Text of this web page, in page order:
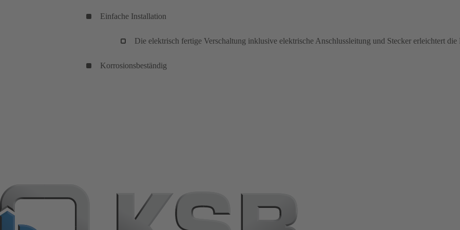
Einfache Installation
Die elektrisch fertige Verschaltung inklusive elektrische Anschlussleitung und Stecker erleichtert die
Korrosionsbeständig